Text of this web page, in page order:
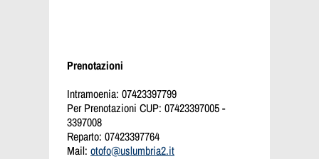
Prenotazioni
Intramoenia: 07423397799
Per Prenotazioni CUP: 07423397005 -
3397008
Reparto: 07423397764
Mail: otofo@uslumbria2.it